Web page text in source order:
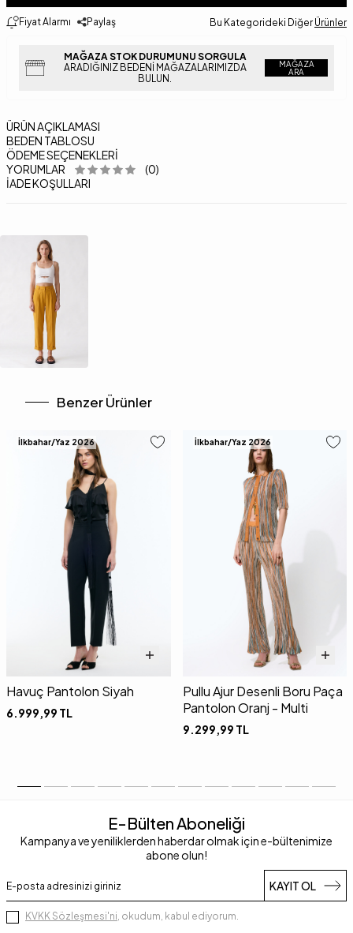
Fiyat Alarmı Paylaş Bu Kategorideki Diğer Ürünler
MAĞAZA STOK DURUMUNU SORGULA
ARADIĞINIZ BEDENI MAĞAZALARIMIZDA
BULUN.
MAĞAZA
ARA
ÜRÜN AÇIKLAMASI
BEDEN TABLOSU
ÖDEME SEÇENEKLERI
YORUMLAR
(0)
İADE KOŞULLARI
Benzer Ürünler
İlkbahar/Yaz 2026
Havuç Pantolon Siyah
6.999,99 TL
İlkbahar/Yaz 2026
Pullu Ajur Desenli Boru Paça
Pantolon Oranj - Multi
9.299,99 TL
E-Bülten Aboneliği
Kampanya ve yeniliklerden haberdar olmak için e-bültenimize
abone olun!
KAYIT OL
KVKK Sözleşmesi'ni, okudum, kabul ediyorum.